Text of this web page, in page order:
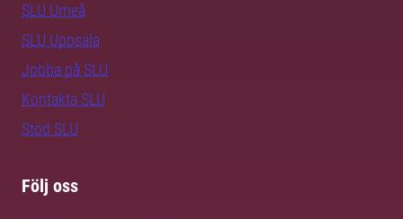
SLU Umeå
SLU Uppsala
Jobba på SLU
Kontakta SLU
Stöd SLU
Följ oss